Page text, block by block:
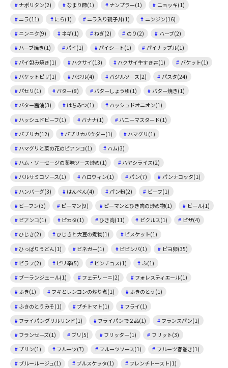
ナポリタン(2)
なまり節(1) ナンプラー(1)
ニョッキ(1)
ニラ(11)
にら(1) ニラ入り親子丼(1)
ニンジン(16)
ニンニク(9)
ネギ(1) ねぎ(2) のり(2)
ハーブ(2)
ハーブ焼き(1)
パイ(1) パイシート(1)
パイナップル(1)
パイ包み焼き(1)
ハクサイ(13) ハクサイ牛すき丼(1)
バケット(1)
バケットピザ(1)
バジル(4) バジルソース(2)
パスタ(24)
パセリ(1)
バター(8) バターしょうゆ(1)
バター焼き(1)
バター醤油(3)
はちみつ(1)
ハッシュドオニオン(1)
ハッシュドビーフ(1)
バナナ(1)
ハニーマスタード(1)
パプリカ(12)
パプリカパウダー(1)
ハマグリ(1)
ハマグリと菜の花のビアンコ(1)
ハム(3)
ハム・ソーセージの薬味ソース炒め(1)
ハヤシライス(2)
バルサミコソース(1)
ハロウィン(1) パン(7)
パンナコッタ(1)
ハンバーグ(3)
はんぺん(4) パン粉(2)
ビーフ(1)
ビーフン(3)
ピーマン(9) ピーマンとひき肉の炒め物(1)
ビール(1)
ビアンコ(1)
ピカタ(1) ひき肉(11) ピクルス(1)
ピザ(4)
ひじき(2)
ひじきと大豆の煮物(1)
ビスケット(1)
ひっぱりうどん(1)
ビネガー(1) ビビンバ(1)
ピヨ卵(35)
ピラフ(2)
ピリ辛(5) ピンチョス(1)
ふ(1)
ブーランジェール(1)
フェデリーニ(2)
フォレスティエール(1)
ふき(1)
フキとレンコンの炒り煮(1)
ふきのとう(1)
ふきのとうみそ(1)
プチトマト(1)
フライ(1)
フライパングリルサンド(1)
フライパンで２品(1)
フランスパン(1)
フランセーズ(1)
ブリ(5) フリッター(1)
フリット(3)
プリン(1)
フルーツ(7) フルーツソース(1)
フルーツ春巻き(1)
ブルールージュ(1)
ブルスケッタ(1)
フレンチトースト(1)